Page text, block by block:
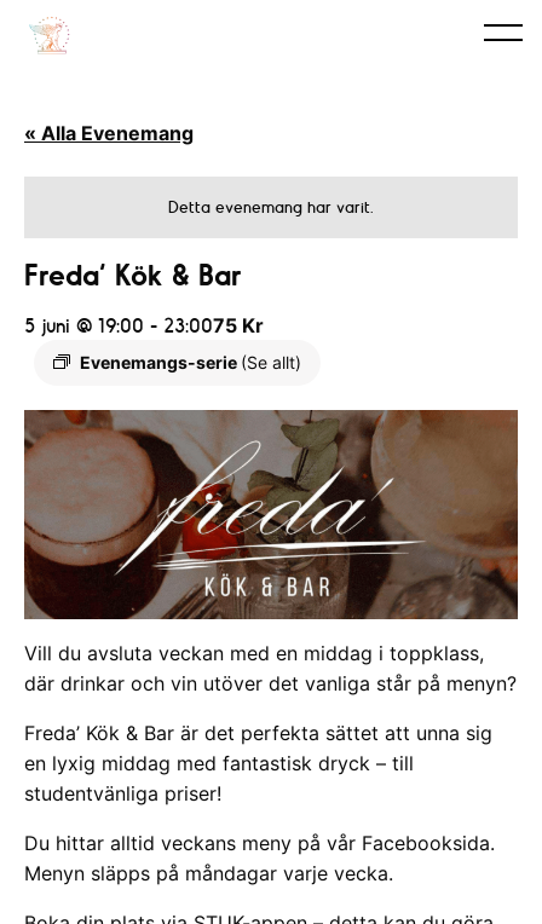
« Alla Evenemang
Detta evenemang har varit.
Freda’ Kök & Bar
5 juni @ 19:00 - 23:00
Evenemangs-serie (Se allt)
75 Kr
Vill du avsluta veckan med en middag i toppklass,
där drinkar och vin utöver det vanliga står på menyn?
Freda’ Kök & Bar är det perfekta sättet att unna sig
en lyxig middag med fantastisk dryck – till
studentvänliga priser!
Du hittar alltid veckans meny på vår Facebooksida.
Menyn släpps på måndagar varje vecka.